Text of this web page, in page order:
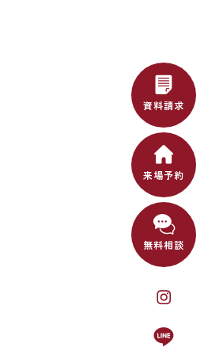
資料請求
来場予約
無料相談